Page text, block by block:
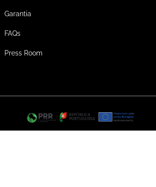
Garantia
FAQs
Press Room